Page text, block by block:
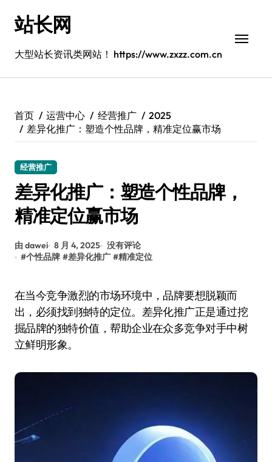
站长网
大型站长资讯类网站！ https://www.zxzz.com.cn
首页 运营中心 经营推广
2025
差异化推广：塑造个性品牌，精准定位赢市场
经营推广
差异化推广：塑造个性品牌，
精准定位赢市场
由 dawei 8 月 4, 2025 没有评论
#个性品牌 #差异化推广 #精准定位
在当今竞争激烈的市场环境中，品牌要想脱颖而
出，必须找到独特的定位。差异化推广正是通过挖
掘品牌的独特价值，帮助企业在众多竞争对手中树
立鲜明形象。